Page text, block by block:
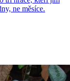
ne měsíce.